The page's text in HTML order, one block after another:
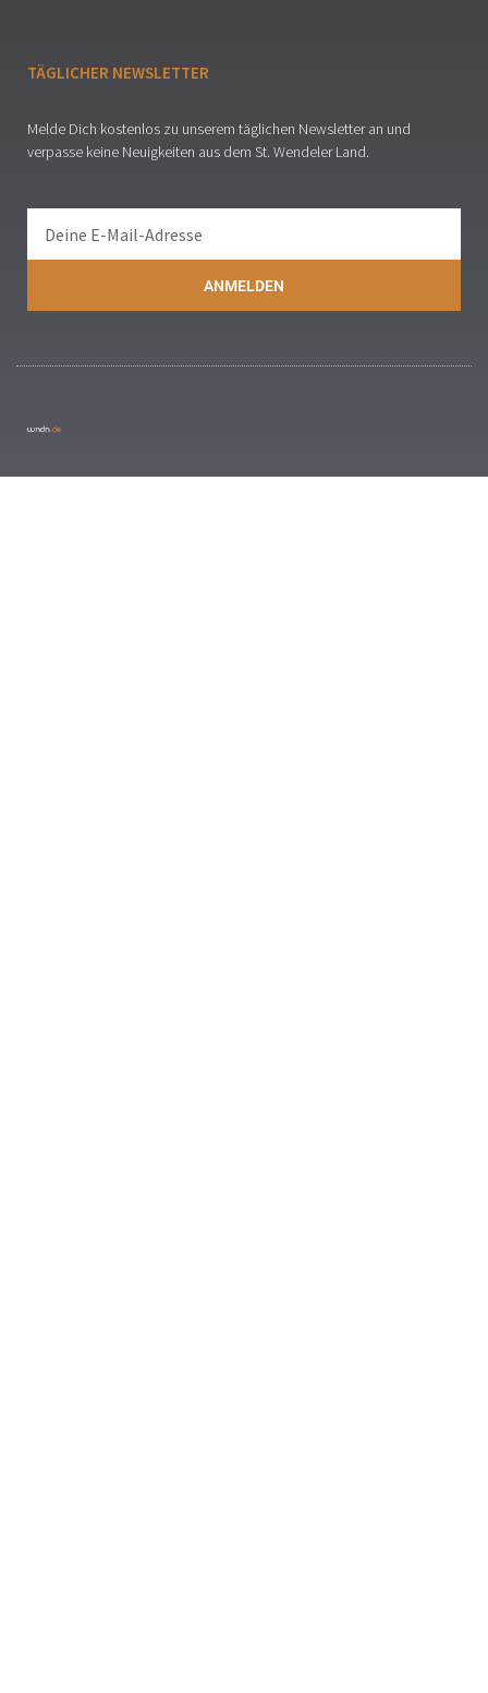
TÄGLICHER NEWSLETTER
Melde Dich kostenlos zu unserem täglichen Newsletter an und
verpasse keine Neuigkeiten aus dem St. Wendeler Land.
ANMELDEN